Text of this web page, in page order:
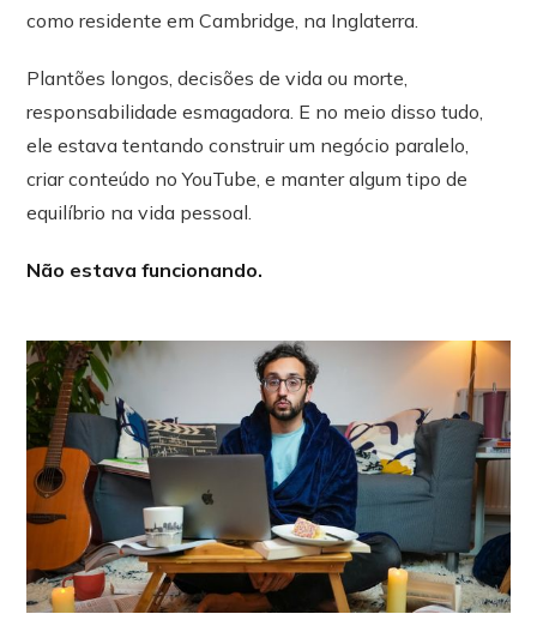
como residente em Cambridge, na Inglaterra.
Plantões longos, decisões de vida ou morte,
responsabilidade esmagadora. E no meio disso tudo,
ele estava tentando construir um negócio paralelo,
criar conteúdo no YouTube, e manter algum tipo de
equilíbrio na vida pessoal.
Não estava funcionando.